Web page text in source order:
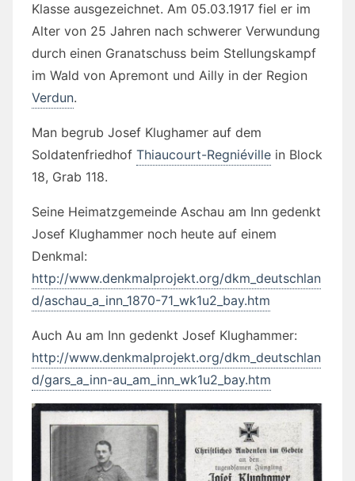
Klasse ausgezeichnet. Am 05.03.1917 fiel er im
Alter von 25 Jahren nach schwerer Verwundung
durch einen Granatschuss beim Stellungskampf
im Wald von Apremont und Ailly in der Region
Verdun.
Man begrub Josef Klughamer auf dem
Soldatenfriedhof Thiaucourt-Regniéville in Block
18, Grab 118.
Seine Heimatzgemeinde Aschau am Inn gedenkt
Josef Klughammer noch heute auf einem
Denkmal:
http://www.denkmalprojekt.org/dkm_deutschlan
d/aschau_a_inn_1870-71_wk1u2_bay.htm
Auch Au am Inn gedenkt Josef Klughammer:
http://www.denkmalprojekt.org/dkm_deutschlan
d/gars_a_inn-au_am_inn_wk1u2_bay.htm